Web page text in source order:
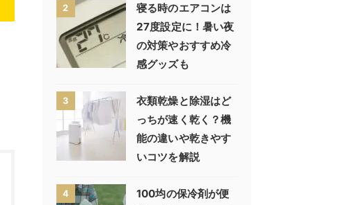
2
寝る時のエアコンは
27度設定に！暑い夜
の対策やおすすめ冷
感グッズも
3
衣類乾燥と除湿はど
っちが速く乾く？機
能の違いや乾きやす
いコツを解説
4
100均の保冷剤が便